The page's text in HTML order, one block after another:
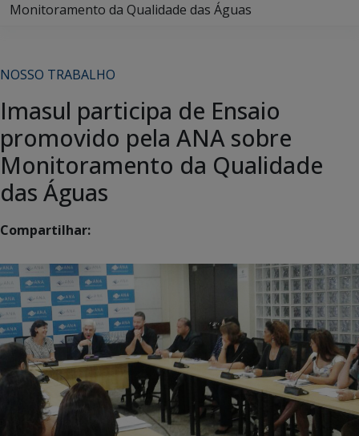
Monitoramento da Qualidade das Águas
NOSSO TRABALHO
Imasul participa de Ensaio
promovido pela ANA sobre
Monitoramento da Qualidade
das Águas
Compartilhar: